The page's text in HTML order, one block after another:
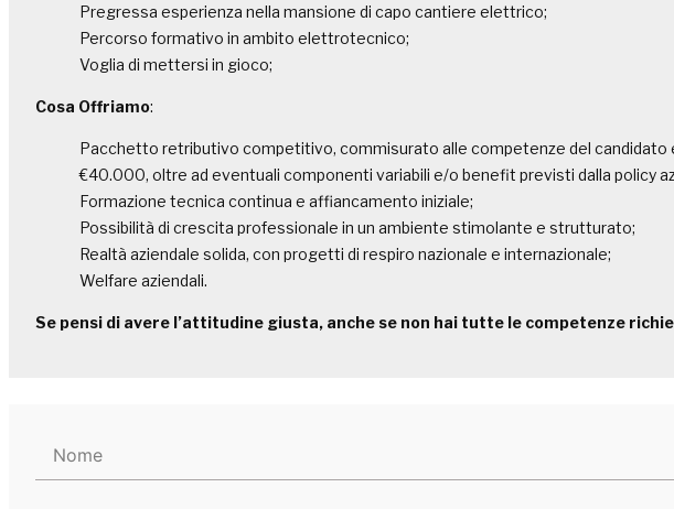
Pregressa esperienza nella mansione di capo cantiere elettrico;
Percorso formativo in ambito elettrotecnico;
Voglia di mettersi in gioco;
Cosa Offriamo:
Pacchetto retributivo competitivo, commisurato alle competenze del candidato
€40.000, oltre ad eventuali componenti variabili e/o benefit previsti dalla policy
Formazione tecnica continua e affiancamento iniziale;
Possibilità di crescita professionale in un ambiente stimolante e strutturato;
Realtà aziendale solida, con progetti di respiro nazionale e internazionale;
Welfare aziendali.
Se pensi di avere l’attitudine giusta, anche se non hai tutte le competenze